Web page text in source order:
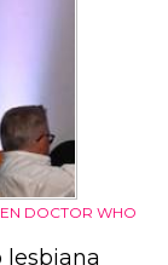
DOCTOR WHO
lesbiana